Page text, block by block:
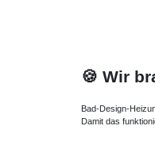
🍪 Wir
Bad-Design-
Damit das